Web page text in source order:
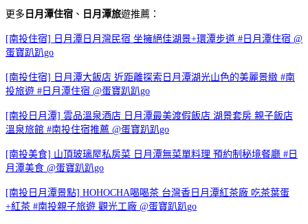
更多 日月潭住宿 、 日月潭旅遊推薦：
[南投住宿] 日月潭日月灣民宿 坐擁絕佳湖景+環潭步道 #日月潭住宿 @
蛋寶趴趴go
[南投住宿] 日月潭大飯店 近距離探索日月潭湖光山色的美麗景緻 #南
投旅遊 #日月潭住宿 @蛋寶趴趴go
[南投日月潭] 雲品溫泉酒店 日月潭最美渡假飯店 湖景套房 親子飯店
溫泉旅館 #南投住宿推薦 @蛋寶趴趴go
[南投美食] 山頂玻璃屋私房菜 日月潭無菜單料理 預約制秘境餐廳 #日
月潭美食 @蛋寶趴趴go
[南投日月潭景點] HOHOCHA喝喝茶 台灣香日月潭紅茶廠 吃茶葉蛋
+紅茶 #南投親子旅遊 觀光工廠 @蛋寶趴趴go